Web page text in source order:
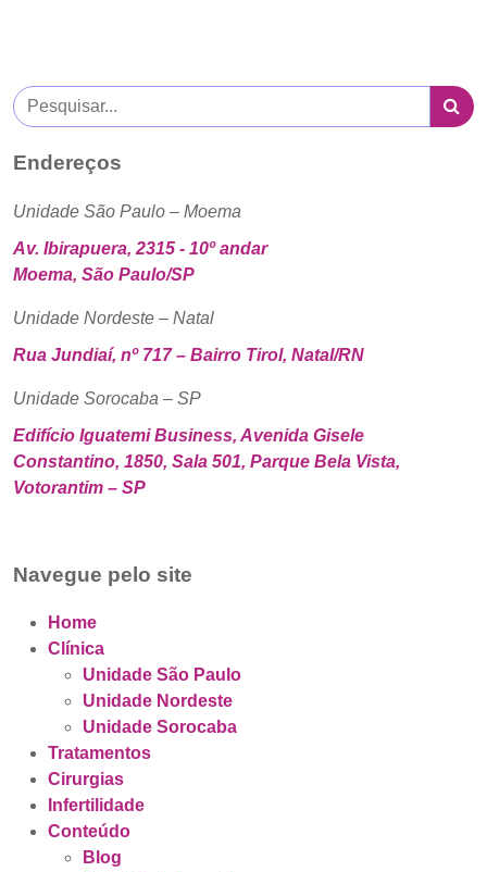
Endereços
Unidade São Paulo – Moema
Av. Ibirapuera, 2315 - 10º andar
Moema, São Paulo/SP
Unidade Nordeste – Natal
Rua Jundiaí, nº 717 – Bairro Tirol, Natal/RN
Unidade Sorocaba – SP
Edifício Iguatemi Business, Avenida Gisele
Constantino, 1850, Sala 501, Parque Bela Vista,
Votorantim – SP
Navegue pelo site
Home
Clínica
Unidade São Paulo
Unidade Nordeste
Unidade Sorocaba
Tratamentos
Cirurgias
Infertilidade
Conteúdo
Blog